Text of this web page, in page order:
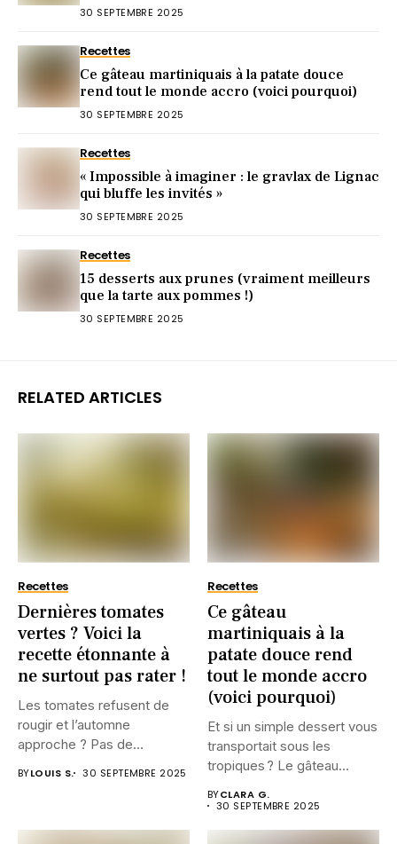
30 SEPTEMBRE 2025
Recettes
Ce gâteau martiniquais à la patate douce
rend tout le monde accro (voici pourquoi)
30 SEPTEMBRE 2025
Recettes
« Impossible à imaginer : le gravlax de Lignac
qui bluffe les invités »
30 SEPTEMBRE 2025
Recettes
15 desserts aux prunes (vraiment meilleurs
que la tarte aux pommes !)
30 SEPTEMBRE 2025
RELATED ARTICLES
Recettes
Dernières tomates
vertes ? Voici la
recette étonnante à
ne surtout pas rater !
Les tomates refusent de
rougir et l’automne
approche ? Pas de
BYLOUIS S. 30 SEPTEMBRE 2025
Recettes
Ce gâteau
martiniquais à la
patate douce rend
tout le monde accro
(voici pourquoi)
Et si un simple dessert vous
transportait sous les
tropiques ? Le gâteau...
BYCLARA G.
30 SEPTEMBRE 2025